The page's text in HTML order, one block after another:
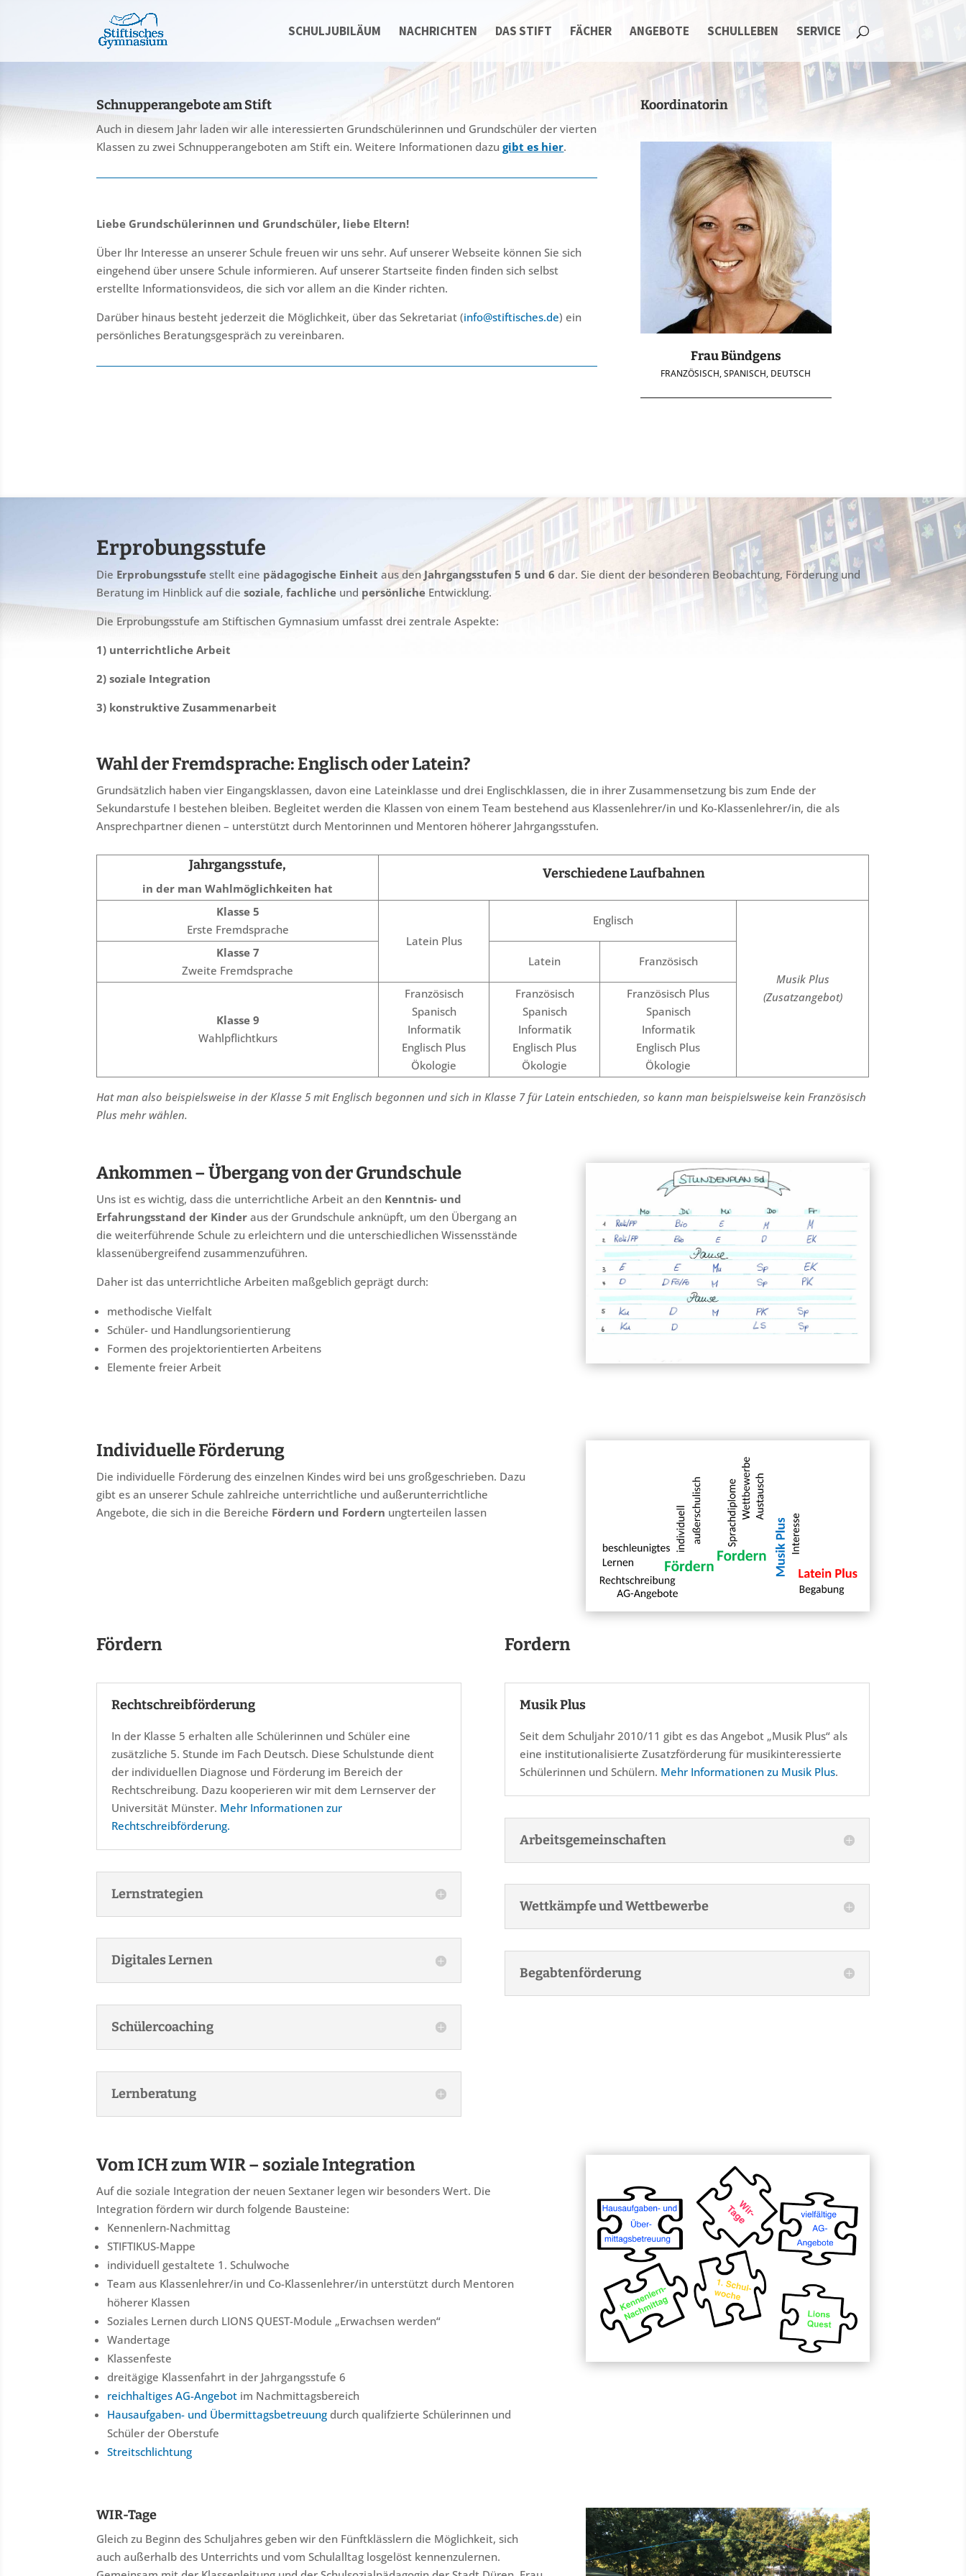
SCHULJUBILÄUM NACHRICHTEN DAS STIFT FÄCHER ANGEBOTE SCHULLEBEN SERVICE
Schnupperangebote am Stift
Auch in diesem Jahr laden wir alle interessierten Grundschülerinnen und Grundschüler der vierten
Klassen zu zwei Schnupperangeboten am Stift ein. Weitere Informationen dazugibt es hier.
Liebe Grundschülerinnen und Grundschüler, liebe Eltern!
Über Ihr Interesse an unserer Schule freuen wir uns sehr. Auf unserer Webseite können Sie sich
eingehend über unsere Schule informieren. Auf unserer Startseite finden finden sich selbst
erstellte Informationsvideos, die sich vor allem an die Kinder richten.
Darüber hinaus besteht jederzeit die Möglichkeit, über das Sekretariat (info@stiftisches.de) ein
persönliches Beratungsgespräch zu vereinbaren.
Koordinatorin
Frau Bündgens
FRANZÖSISCH, SPANISCH, DEUTSCH
Erprobungsstufe
Die Erprobungsstufe stellt eine pädagogische Einheitaus denJahrgangsstufen 5 und 6 dar. Sie dient der besonderen Beobachtung, Förderung und
Beratung im Hinblick auf diesoziale,fachliche und persönliche Entwicklung.
Die Erprobungsstufe am Stiftischen Gymnasium umfasst drei zentrale Aspekte:
1) unterrichtliche Arbeit
2) soziale Integration
3) konstruktive Zusammenarbeit
Wahl der Fremdsprache: Englisch oder Latein?
Grundsätzlich haben vier Eingangsklassen, davon eine Lateinklasse und drei Englischklassen, die in ihrer Zusammensetzung bis zum Ende der
Sekundarstufe I bestehen bleiben. Begleitet werden die Klassen von einem Team bestehend aus Klassenlehrer/in und Ko-Klassenlehrer/in, die als
Ansprechpartner dienen – unterstützt durch Mentorinnen und Mentoren höherer Jahrgangsstufen.
Jahrgangsstufe,
in der man Wahlmöglichkeiten hat
Verschiedene Laufbahnen
Klasse 5
Erste Fremdsprache
Latein Plus
Englisch
Musik Plus
(Zusatzangebot)
Klasse 7
Zweite Fremdsprache
Latein Französisch
Klasse 9
Wahlpflichtkurs
Französisch
Spanisch
Informatik
Englisch Plus
Ökologie
Französisch
Spanisch
Informatik
Englisch Plus
Ökologie
Französisch Plus
Spanisch
Informatik
Englisch Plus
Ökologie
Hat man also beispielsweise in der Klasse 5 mit Englisch begonnen und sich in Klasse 7 für Latein entschieden, so kann man beispielsweise kein Französisch
Plus mehr wählen.
Ankommen – Übergang von der Grundschule
Uns ist es wichtig, dass die unterrichtliche Arbeitan den Kenntnis- und
Erfahrungsstand der Kinder aus der Grundschule anknüpft, um den Übergang an
die weiterführende Schule zu erleichtern und die unterschiedlichen Wissensstände
klassenübergreifend zusammenzuführen.
Daher ist das unterrichtliche Arbeiten maßgeblich geprägt durch:
methodische Vielfalt
Schüler- und Handlungsorientierung
Formen des projektorientierten Arbeitens
Elemente freier Arbeit
Individuelle Förderung
Die individuelle Förderung des einzelnen Kindes wird bei uns großgeschrieben. Dazu
gibt es an unserer Schule zahlreiche unterrichtliche und außerunterrichtliche
Angebote, die sich in die Bereiche Fördern und Fordern ungterteilen lassen
Fördern
Rechtschreibförderung
In der Klasse 5 erhalten alle Schülerinnen und Schüler eine
zusätzliche 5. Stunde im Fach Deutsch. Diese Schulstunde dient
der individuellen Diagnose und Förderung im Bereich der
Rechtschreibung. Dazu kooperieren wir mit dem Lernserver der
Universität Münster. Mehr Informationen zur
Rechtschreibförderung.
Lernstrategien
Digitales Lernen
Schülercoaching
Lernberatung
Fordern
Musik Plus
Seit dem Schuljahr 2010/11 gibt es das Angebot „Musik Plus“ als
eine institutionalisierte Zusatzförderung für musikinteressierte
Schülerinnen und Schülern. Mehr Informationen zu Musik Plus.
Arbeitsgemeinschaften
Wettkämpfe und Wettbewerbe
Begabtenförderung
Vom ICH zum WIR – soziale Integration
Auf die soziale Integration der neuen Sextaner legen wir besonders Wert. Die
Integration fördern wir durch folgende Bausteine:
Kennenlern-Nachmittag
STIFTIKUS-Mappe
individuell gestaltete 1. Schulwoche
Team aus Klassenlehrer/in und Co-Klassenlehrer/in unterstützt durch Mentoren
höherer Klassen
Soziales Lernen durch LIONS QUEST-Module „Erwachsen werden“
Wandertage
Klassenfeste
dreitägige Klassenfahrt in der Jahrgangsstufe 6
reichhaltiges AG-Angebot im Nachmittagsbereich
Hausaufgaben- und Übermittagsbetreuung durch qualifzierte Schülerinnen und
Schüler der Oberstufe
Streitschlichtung
WIR-Tage
Gleich zu Beginn des Schuljahres geben wir den Fünftklässlern die Möglichkeit, sich
auch außerhalb des Unterrichts und vom Schulalltag losgelöst kennenzulernen.